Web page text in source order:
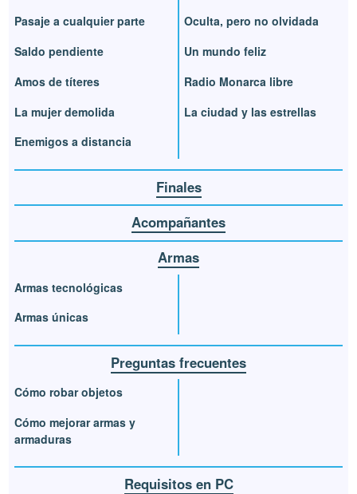
Pasaje a cualquier parte
Saldo pendiente
Amos de títeres
La mujer demolida
Enemigos a distancia
Oculta, pero no olvidada
Un mundo feliz
Radio Monarca libre
La ciudad y las estrellas
Finales
Acompañantes
Armas
Armas tecnológicas
Armas únicas
Preguntas frecuentes
Cómo robar objetos
Cómo mejorar armas y
armaduras
Requisitos en PC